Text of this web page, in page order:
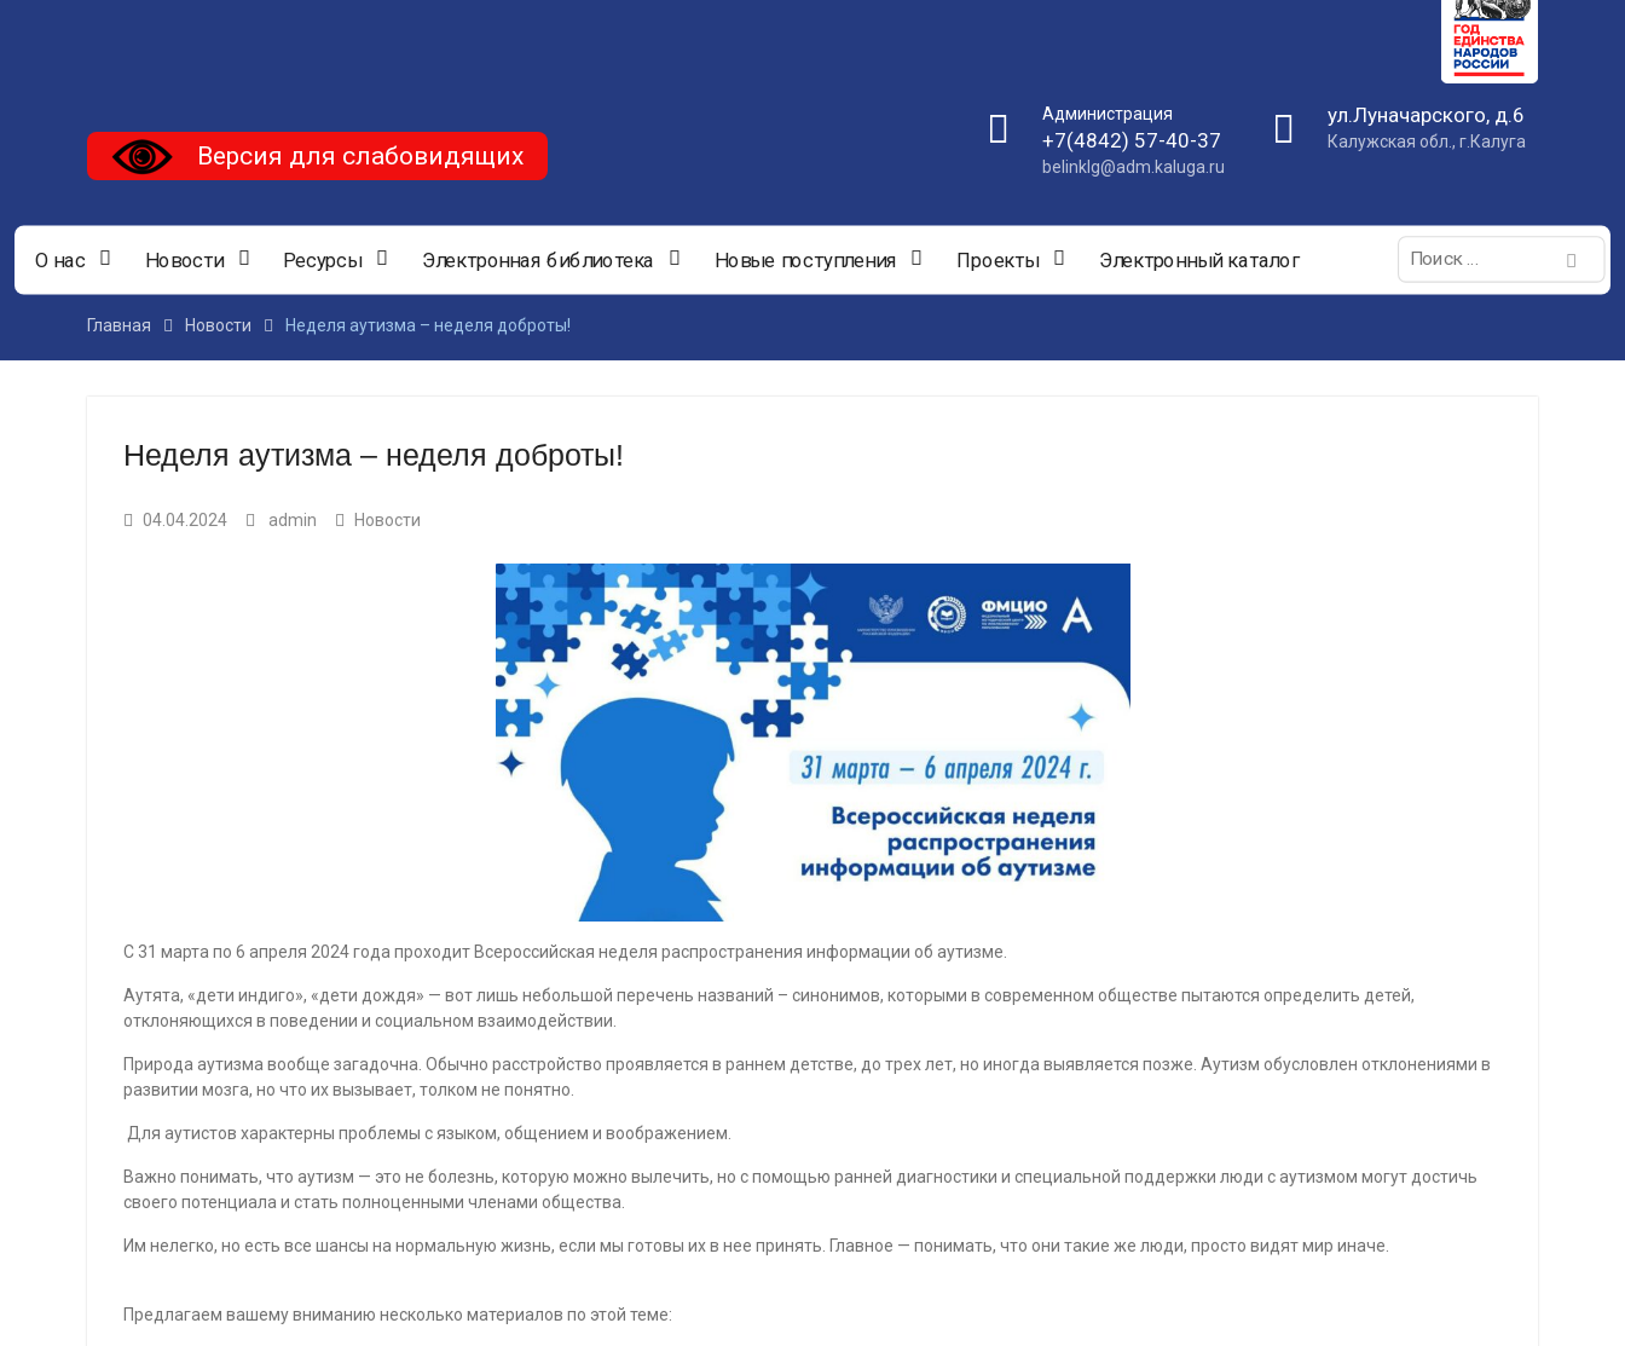
Администрация
+7(4842) 57-40-37
belinklg@adm.kaluga.ru
ул.Луначарского, д.6
Калужская обл., г.Калуга
Версия для слабовидящих
О нас Новости Ресурсы Электронная библиотека Новые поступления Проекты Электронный каталог
Поиск:
Главная Новости Неделя аутизма – неделя доброты!
Неделя аутизма – неделя доброты!
04.04.2024 admin Новости
С 31 марта по 6 апреля 2024 года проходит Всероссийская неделя распространения информации об аутизме.
Аутята, «дети индиго», «дети дождя» — вот лишь небольшой перечень названий – синонимов, которыми в современном обществе пытаются определить детей,
отклоняющихся в поведении и социальном взаимодействии.
Природа аутизма вообще загадочна. Обычно расстройство проявляется в раннем детстве, до трех лет, но иногда выявляется позже. Аутизм обусловлен отклонениями в
развитии мозга, но что их вызывает, толком не понятно.
Для аутистов характерны проблемы с языком, общением и воображением.
Важно понимать, что аутизм — это не болезнь, которую можно вылечить, но с помощью ранней диагностики и специальной поддержки люди с аутизмом могут достичь
своего потенциала и стать полноценными членами общества.
Им нелегко, но есть все шансы на нормальную жизнь, если мы готовы их в нее принять. Главное — понимать, что они такие же люди, просто видят мир иначе.
Предлагаем вашему вниманию несколько материалов по этой теме: